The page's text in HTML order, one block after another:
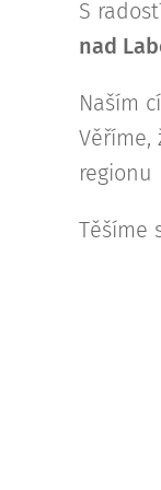
S
nad
Naším
regionu
Těšíme